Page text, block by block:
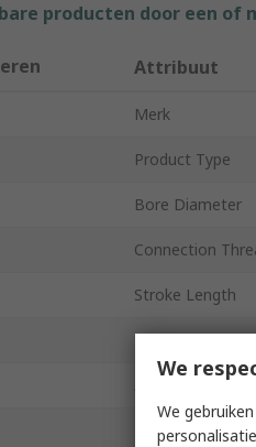
producten door een of
Attribuut
Merk
Product Type
Bore Diameter
Connection
Stroke Length
Series
Maximum
We
We